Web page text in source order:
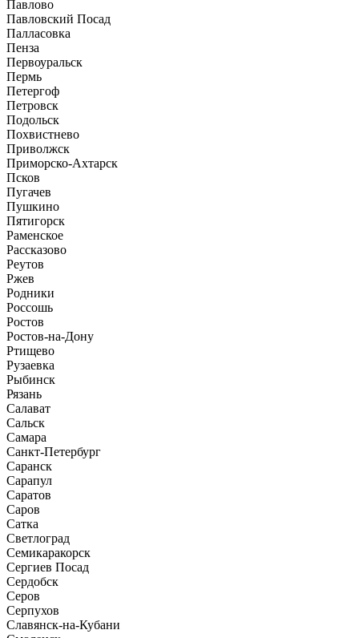
Павлово
Павловский Посад
Палласовка
Пенза
Первоуральск
Пермь
Петергоф
Петровск
Подольск
Похвистнево
Приволжск
Приморско-Ахтарск
Псков
Пугачев
Пушкино
Пятигорск
Раменское
Рассказово
Реутов
Ржев
Родники
Россошь
Ростов
Ростов-на-Дону
Ртищево
Рузаевка
Рыбинск
Рязань
Салават
Сальск
Самара
Санкт-Петербург
Саранск
Сарапул
Саратов
Саров
Сатка
Светлоград
Семикаракорск
Сергиев Посад
Сердобск
Серов
Серпухов
Славянск-на-Кубани